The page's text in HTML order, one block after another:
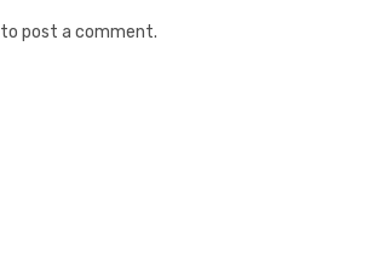
to post a comment.